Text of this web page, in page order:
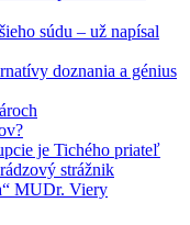
súdu – už napísal
doznania a génius
je Tichého priateľ
strážnik
MUDr. Viery